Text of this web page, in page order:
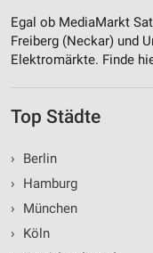
Egal ob MediaMarkt
Freiberg (Neckar) und
Elektromärkte. Finde
Top Städte
›
Berlin
›
Hamburg
›
München
›
Köln